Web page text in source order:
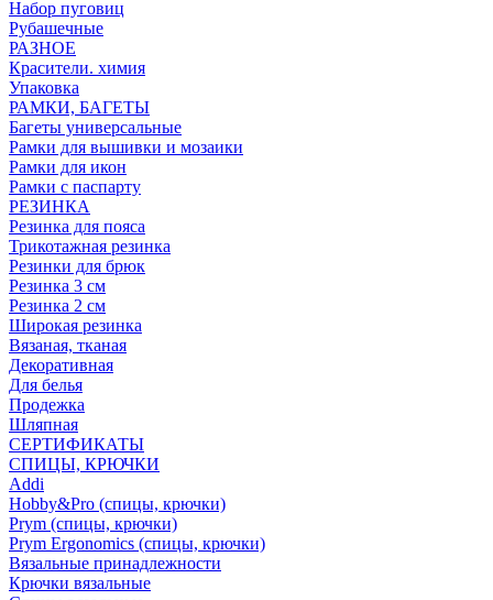
Набор пуговиц
Рубашечные
РАЗНОЕ
Красители. химия
Упаковка
РАМКИ, БАГЕТЫ
Багеты универсальные
Рамки для вышивки и мозаики
Рамки для икон
Рамки с паспарту
РЕЗИНКА
Резинка для пояса
Трикотажная резинка
Резинки для брюк
Резинка 3 см
Резинка 2 см
Широкая резинка
Вязаная, тканая
Декоративная
Для белья
Продежка
Шляпная
СЕРТИФИКАТЫ
СПИЦЫ, КРЮЧКИ
Addi
Hobby&Pro (спицы, крючки)
Prym (спицы, крючки)
Prym Ergonomics (спицы, крючки)
Вязальные принадлежности
Крючки вязальные